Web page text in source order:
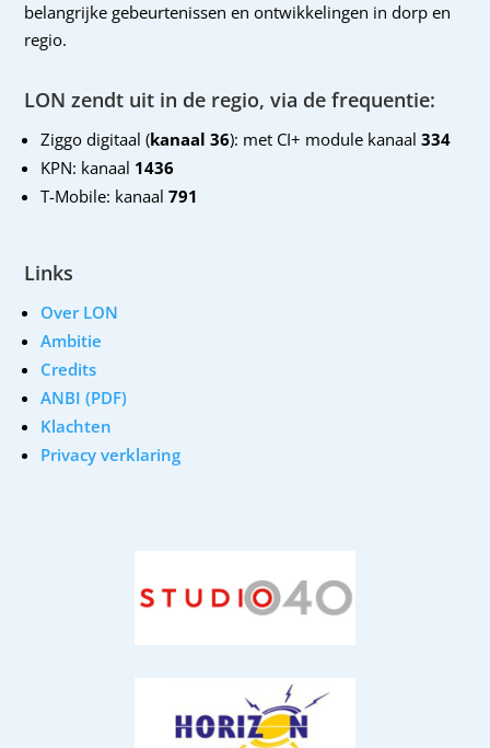
belangrijke gebeurtenissen en ontwikkelingen in dorp en
regio.
LON zendt uit in de regio, via de frequentie:
Ziggo digitaal (kanaal 36): met CI+ module kanaal 334
KPN: kanaal 1436
T-Mobile: kanaal791
Links
Over LON
Ambitie
Credits
ANBI (PDF)
Klachten
Privacy verklaring